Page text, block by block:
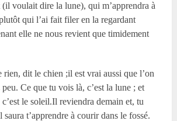
voulait dire la lune), qui m’apprendra à
qui l’ai fait filer en la regardant
elle ne nous revient que timidement
rien, dit le chien ;il est vrai aussi que l’on
Ce que tu vois là, c’est la lune ; et
le soleil.Il reviendra demain et, tu
t’apprendre à courir dans le fossé.